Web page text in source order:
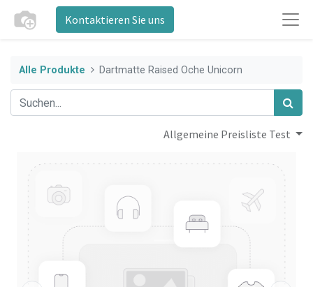
Kontaktieren Sie uns
Alle Produkte Dartmatte Raised Oche Unicorn
Allgemeine Preisliste Test